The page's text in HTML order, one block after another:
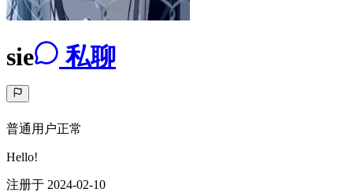
sie 私聊
普通用户正常
Hello!
注册于 2024-02-10